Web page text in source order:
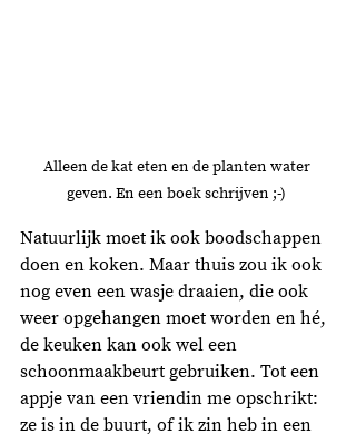
Alleen de kat eten en de planten water
geven. En een boek schrijven ;-)
Natuurlijk moet ik ook boodschappen
doen en koken. Maar thuis zou ik ook
nog even een wasje draaien, die ook
weer opgehangen moet worden en hé,
de keuken kan ook wel een
schoonmaakbeurt gebruiken. Tot een
appje van een vriendin me opschrikt:
ze is in de buurt, of ik zin heb in een